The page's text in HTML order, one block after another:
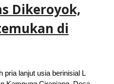
Dikeroyok,
di
lanjut usia berinisial L